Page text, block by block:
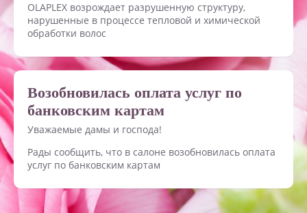
OLAPLEX возрождает разрушенную структуру,
нарушенные в процессе тепловой и химической
обработки волос
Возобновилась оплата услуг по
банковским картам
Уважаемые дамы и господа!
Рады сообщить, что в салоне возобновилась оплата
услуг по банковским картам